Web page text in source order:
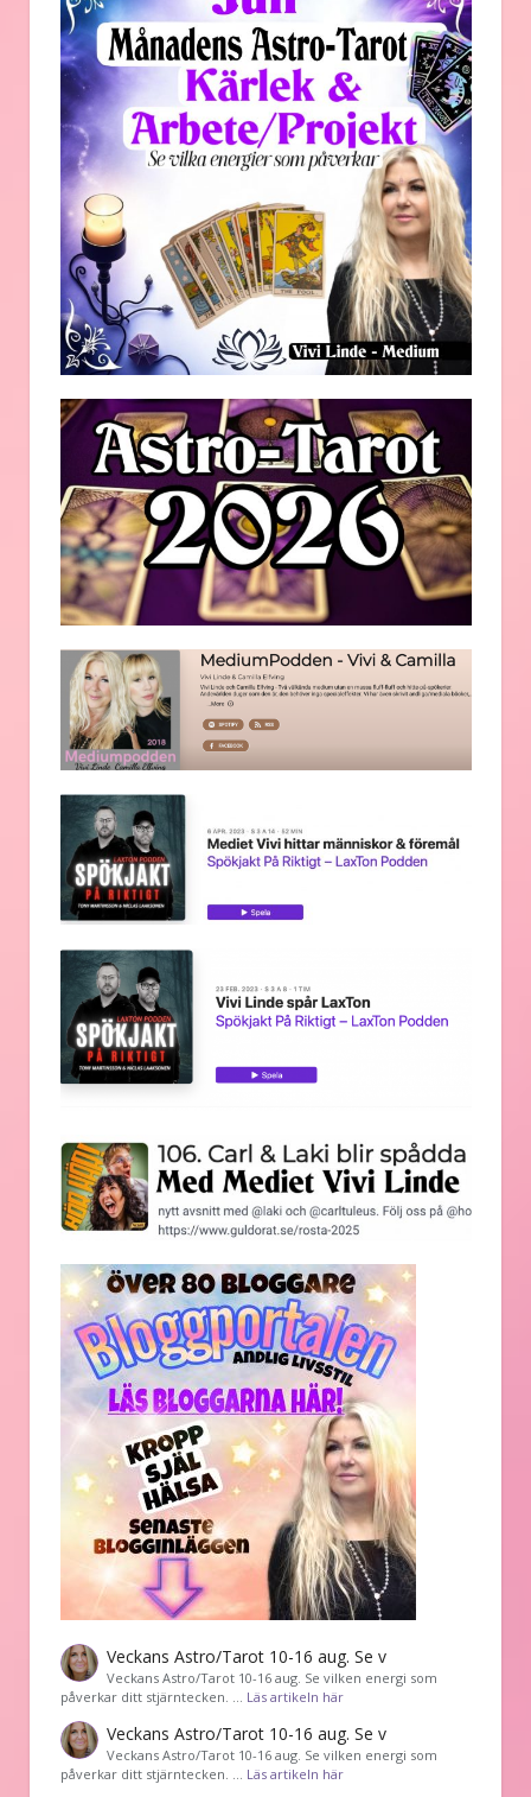
Veckans Astro/Tarot 10-16 aug. Se v
Veckans Astro/Tarot 10-16 aug. Se vilken energi som
påverkar ditt stjärntecken. … Läs artikeln här
Veckans Astro/Tarot 10-16 aug. Se v
Veckans Astro/Tarot 10-16 aug. Se vilken energi som
påverkar ditt stjärntecken. … Läs artikeln här